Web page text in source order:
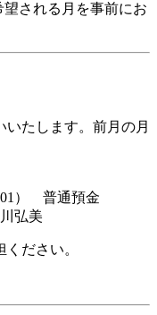
される月を事前にお
たします。前月の月
） 普通預金
弘美
ださい。